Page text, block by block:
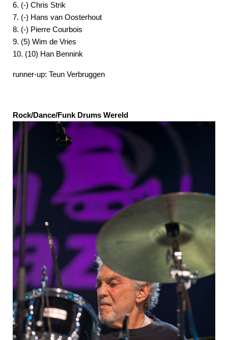
6. (-) Chris Strik
7. (-) Hans van Oosterhout
8. (-) Pierre Courbois
9. (5) Wim de Vries
10. (10) Han Bennink
runner-up: Teun Verbruggen
Rock/Dance/Funk Drums Wereld